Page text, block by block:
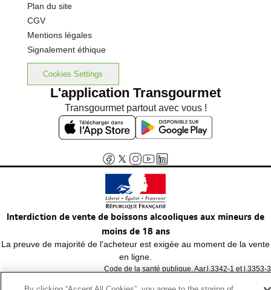
Plan du site
CGV
Mentions légales
Signalement éthique
Cookies Settings
L'application Transgourmet
Transgourmet partout avec vous !
Interdiction de vente de boissons alcooliques aux mineurs de
moins de 18 ans
La preuve de majorité de l'acheteur est exigée au moment de la vente
en ligne.
Code de la santé publique, Aar.l.3342-1 et l.3353-3